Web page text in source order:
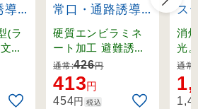
導
(ラ
字
常口・通路誘導
標識 (硬質エン
ビ) 120×360mm
右矢印 緑地
(65305)
硬質エンビラミネ
ート加工 避難誘導
標識
通常:426円
413円
454円 税込
ス
ド
消
光
に
ッ
通常: